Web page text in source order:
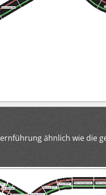
ähnlich wie die